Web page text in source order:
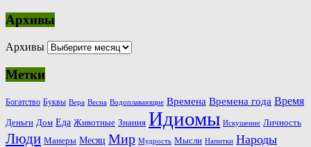
Архивы
Архивы
Метки
Богатство Буквы Вера Весна Водоплавающие Времена Времена года Время
Деньги Дом Еда Животные Знания Идиомы Искушение Личность
Люди Манеры Месяц Мир Мудрость Мысли Напитки Народы